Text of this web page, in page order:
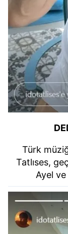
Türk
Tatlıses,
Ayel